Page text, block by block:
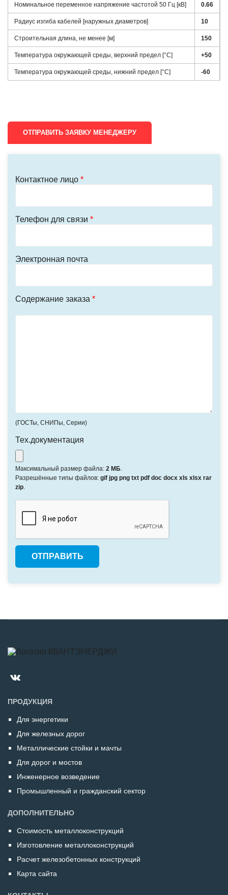
Номинальное переменное напряжение частотой 50 Гц [кВ] 0.66
Радиус изгиба кабелей [наружных диаметров] 10
Строительная длина, не менее [м] 150
Температура окружающей среды, верхний предел [°C] +50
Температура окружающей среды, нижний предел [°C] -60
ОТПРАВИТЬ ЗАЯВКУ МЕНЕДЖЕРУ
Контактное лицо *
Телефон для связи *
Электронная почта
Содержание заказа *
(ГОСТы, СНИПы, Серии)
Тех.документация
Максимальный размер файла: 2 МБ
Разрешённые типы файлов: gif jpg png txt pdf doc docx xls xlsx rar
zip
ПРОДУКЦИЯ
Для энергетики
Для железных дорог
Металлические стойки и мачты
Для дорог и мостов
Инженерное возведение
Промышленный и гражданский сектор
ДОПОЛНИТЕЛЬНО
Стоимость металлоконструкций
Изготовление металлоконструкций
Расчет железобетонных конструкций
Карта сайта